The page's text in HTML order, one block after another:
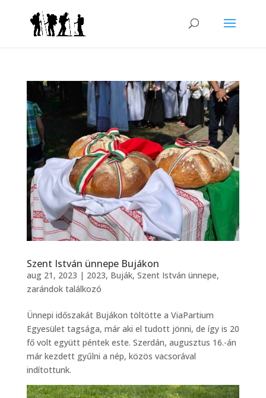
Szent István ünnepe Bujákon
aug 21, 2023 | 2023, Buják, Szent István ünnepe,
zarándok találkozó
Ünnepi időszakát Bujákon töltötte a ViaPartium
Egyesület tagsága, már aki el tudott jönni, de így is 20
fő volt együtt péntek este. Szerdán, augusztus 16.-án
már kezdett gyűlni a nép, közös vacsorával
indítottunk.